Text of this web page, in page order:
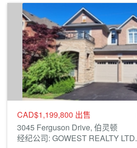
CAD$1,199,800 出售
3045 Ferguson Drive, 伯灵顿
经纪公司: GOWEST REALTY LTD.